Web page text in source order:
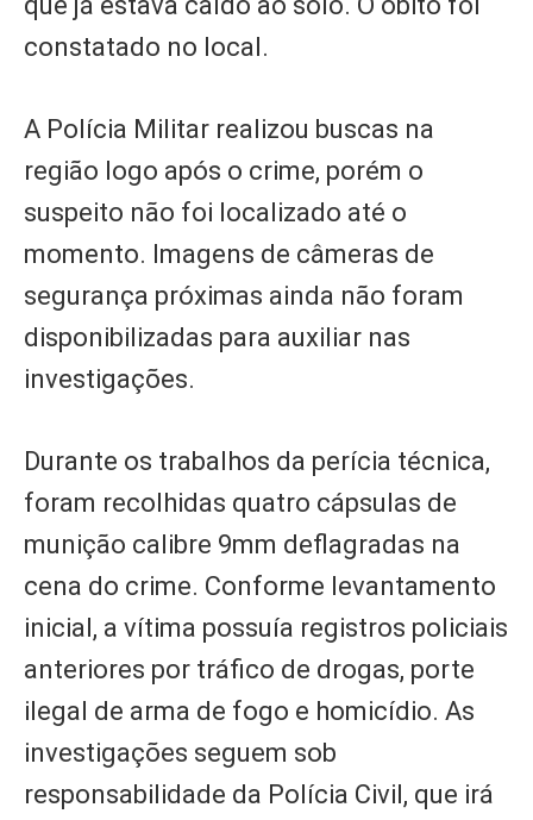
constatado no local.
A Polícia Militar realizou buscas na
região logo após o crime, porém o
suspeito não foi localizado até o
momento. Imagens de câmeras de
segurança próximas ainda não foram
disponibilizadas para auxiliar nas
investigações.
Durante os trabalhos da perícia técnica,
foram recolhidas quatro cápsulas de
munição calibre 9mm deflagradas na
cena do crime. Conforme levantamento
inicial, a vítima possuía registros policiais
anteriores por tráfico de drogas, porte
ilegal de arma de fogo e homicídio. As
investigações seguem sob
responsabilidade da Polícia Civil, que irá